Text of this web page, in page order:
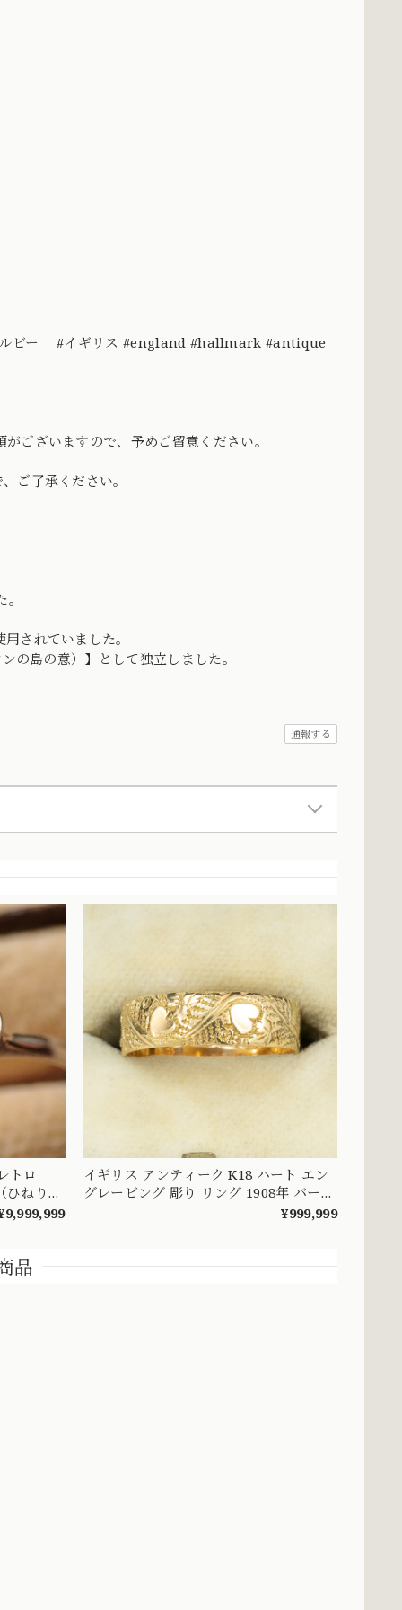
#ルビー #イギリス #england #hallmark #antique
ございますので、予めご留意ください。
ご了承ください。
されていました。
の島の意）】として独立しました。
通報する
トロ
ひねり
した可
イギリス アンティーク K18 ハート エン
グレービング 彫り リング 1908年 バーミ
ンガム エドワーディアン 全周彫刻 総柄
¥999,999
品